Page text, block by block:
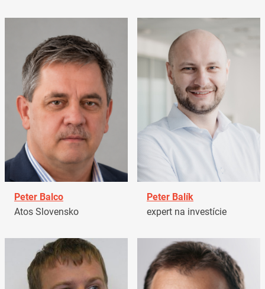
Peter Balco
Atos Slovensko
Peter Balík
expert na investície